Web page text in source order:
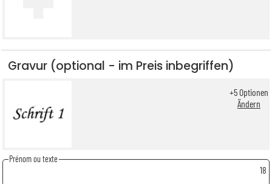
Gravur (optional - im Preis inbegriffen)
+5Optionen
Ändern
Prénom ou texte
18